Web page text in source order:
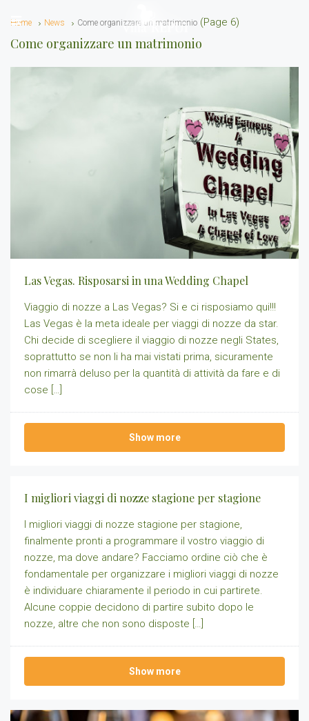
Home News Come organizzare un matrimonio (Page 6)
Come organizzare un matrimonio
Las Vegas. Risposarsi in una Wedding Chapel
Viaggio di nozze a Las Vegas? Si e ci risposiamo qui!!!
Las Vegas è la meta ideale per viaggi di nozze da star.
Chi decide di scegliere il viaggio di nozze negli States,
soprattutto se non li ha mai vistati prima, sicuramente
non rimarrà deluso per la quantità di attività da fare e di
cose […]
Show more
I migliori viaggi di nozze stagione per stagione
I migliori viaggi di nozze stagione per stagione,
finalmente pronti a programmare il vostro viaggio di
nozze, ma dove andare? Facciamo ordine ciò che è
fondamentale per organizzare i migliori viaggi di nozze
è individuare chiaramente il periodo in cui partirete.
Alcune coppie decidono di partire subito dopo le
nozze, altre che non sono disposte […]
Show more